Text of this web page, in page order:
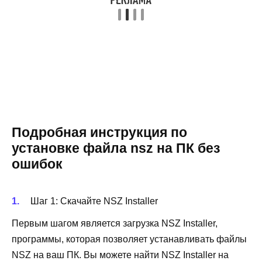
Подробная инструкция по
установке файла nsz на ПК без
ошибок
Шаг 1: Скачайте NSZ Installer
Первым шагом является загрузка NSZ Installer,
программы, которая позволяет устанавливать файлы
NSZ на ваш ПК. Вы можете найти NSZ Installer на